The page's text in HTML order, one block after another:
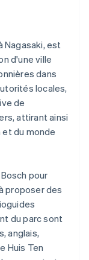
Nagasaki, est
d'une ville
dans
locales,
de
attirant ainsi
du monde
pour
proposer des
du parc sont
anglais,
Huis Ten